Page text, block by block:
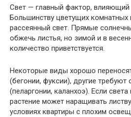
Свет — главный фактор, влияющий
Большинству цветущих комнатных
рассеянный свет. Прямые
обжечь листья, но зимой и в
количество приветствуется.
Некоторые виды хорошо
(бегонии, фуксии), другие требуют
(пеларгонии, каланхоэ). Если
растение может наращивать
условиях квартиры с плохим